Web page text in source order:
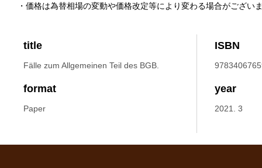
title
Fälle zum Allgemeinen Teil des BGB.
ISBN
format
Paper
year
2021. 3
・価格は為替相場の変動や価格改定等により変わる場合がござい